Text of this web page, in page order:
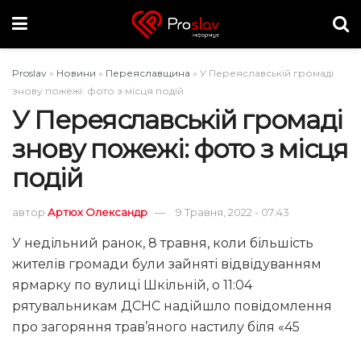
Proslav » Новини » Переяславщина » У Переяславській громаді
знову пожежі: фото з місця подій
У Переяславській громаді
знову пожежі: фото з місця
подій
автор Артюх Олександр 9 Травня, 2022 - 07:43
У недільний ранок, 8 травня, коли більшість
жителів громади були зайняті відвідуванням
ярмарку по вулиці Шкільній, о 11:04
рятувальникам ДСНС надійшло повідомлення
про загоряння трав’яного настилу біля «45